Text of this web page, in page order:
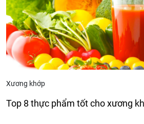
Xương khớp
Top 8 thực phẩm tốt cho xương